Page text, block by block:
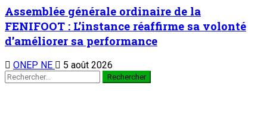
Assemblée générale ordinaire de la
FENIFOOT : L’instance réaffirme sa volonté
d’améliorer sa performance
ONEP NE 5 août 2026